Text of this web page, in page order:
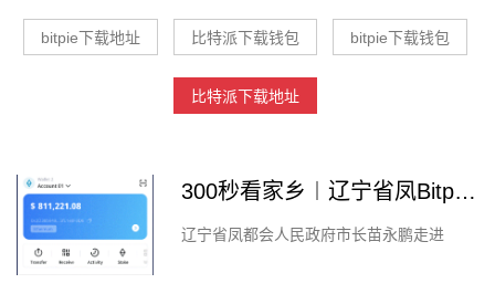
bitpie下载地址 比特派下载钱包 bitpie下载钱包
比特派下载地址
300秒看家乡︱辽宁省凤Bitpie Wallet都会：山水凤城 养生福地
辽宁省凤都会人民政府市长苗永鹏走进